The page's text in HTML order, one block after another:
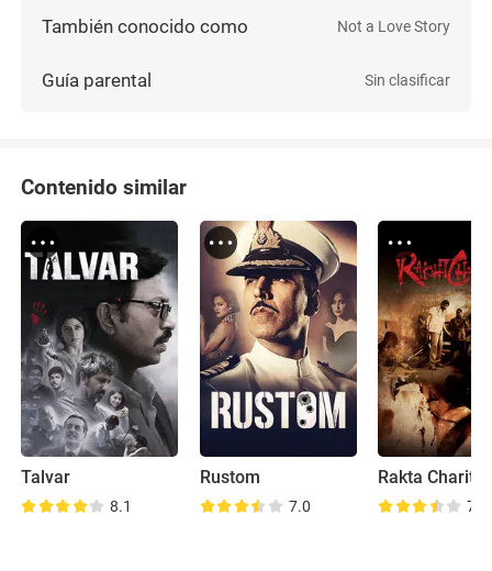
También conocido como Not a Love Story
Guía parental Sin clasificar
Contenido similar
Talvar
8.1
Rustom
7.0
Rakta Charitra
7.6